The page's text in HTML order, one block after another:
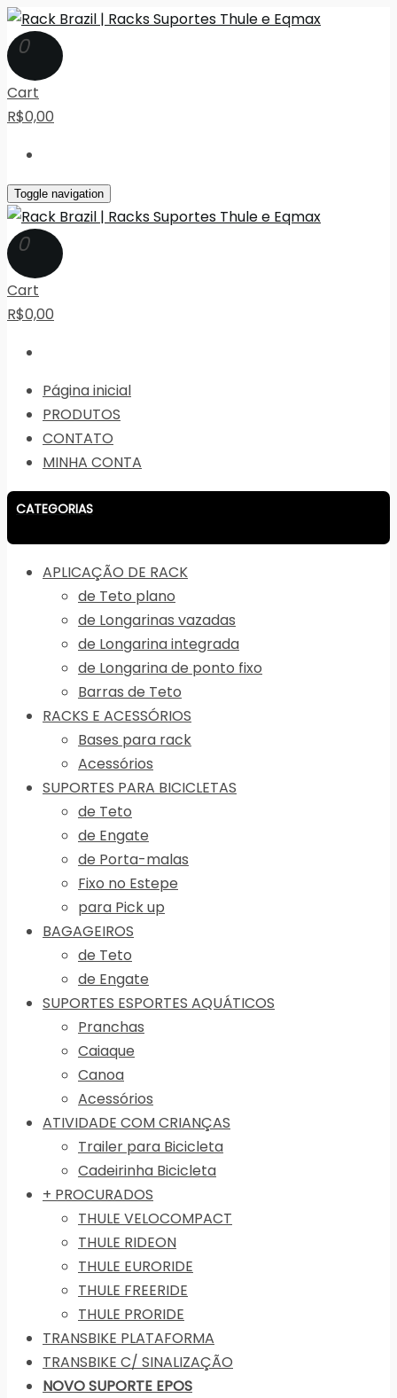
0
Cart
R$0,00
Toggle navigation
0
Cart
R$0,00
Página inicial
PRODUTOS
CONTATO
MINHA CONTA
CATEGORIAS
APLICAÇÃO DE RACK
de Teto plano
de Longarinas vazadas
de Longarina integrada
de Longarina de ponto fixo
Barras de Teto
RACKS E ACESSÓRIOS
Bases para rack
Acessórios
SUPORTES PARA BICICLETAS
de Teto
de Engate
de Porta-malas
Fixo no Estepe
para Pick up
BAGAGEIROS
de Teto
de Engate
SUPORTES ESPORTES AQUÁTICOS
Pranchas
Caiaque
Canoa
Acessórios
ATIVIDADE COM CRIANÇAS
Trailer para Bicicleta
Cadeirinha Bicicleta
+ PROCURADOS
THULE VELOCOMPACT
THULE RIDEON
THULE EURORIDE
THULE FREERIDE
THULE PRORIDE
TRANSBIKE PLATAFORMA
TRANSBIKE C/ SINALIZAÇÃO
NOVO SUPORTE EPOS